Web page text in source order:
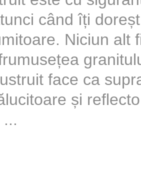
când îți
Niciun alt
face ca
și